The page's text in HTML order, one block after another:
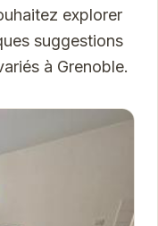
explorer
suggestions
à Grenoble.